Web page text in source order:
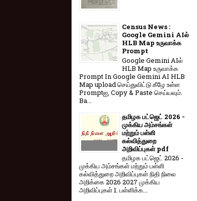
Census News :
Google Gemini AIல்
HLB Map உருவாக்க
Prompt
Google Gemini AIல்
HLB Map உருவாக்க
Prompt In Google Gemini AI HLB
Map upload செய்துவிட்டு கீழே உள்ள
Promptஐ, Copy & Paste செய்யவும்.
Ba...
தமிழக பட்ஜெட் 2026 -
முக்கிய அம்சங்கள்
மற்றும் பள்ளி
கல்வித்துறை
அறிவிப்புகள் pdf
தமிழக பட்ஜெட் 2026 -
முக்கிய அம்சங்கள் மற்றும் பள்ளி
கல்வித்துறை அறிவிப்புகள் நிதி நிலை
அறிக்கை 2026 2027 முக்கிய
அறிவிப்புகள் 1. பள்ளிக்க...